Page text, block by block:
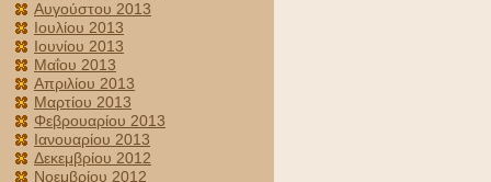
Αυγούστου 2013
Ιουλίου 2013
Ιουνίου 2013
Μαΐου 2013
Απριλίου 2013
Μαρτίου 2013
Φεβρουαρίου 2013
Ιανουαρίου 2013
Δεκεμβρίου 2012
Νοεμβρίου 2012